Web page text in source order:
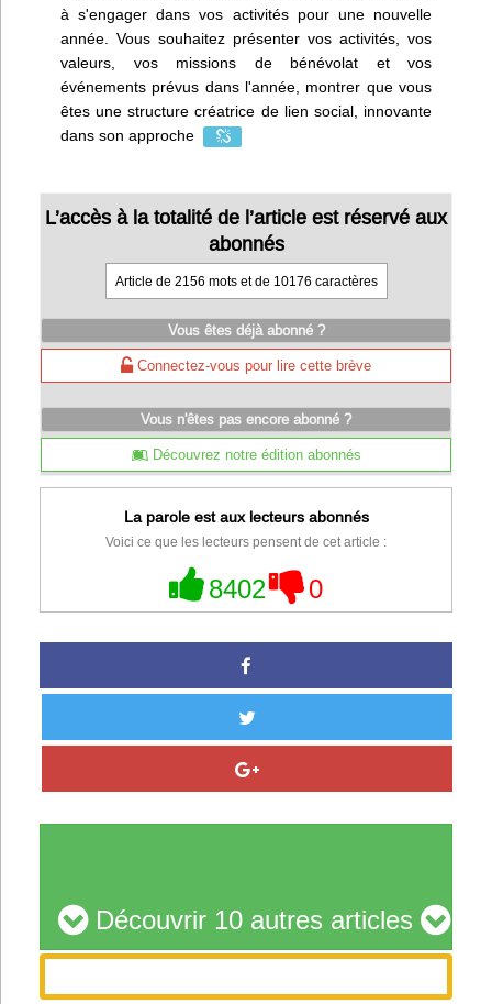
à s'engager dans vos activités pour une nouvelle
année. Vous souhaitez présenter vos activités, vos
valeurs, vos missions de bénévolat et vos
événements prévus dans l'année, montrer que vous
êtes une structure créatrice de lien social, innovante
dans son approche
L’accès à la totalité de l’article est réservé aux
abonnés
Article de 2156 mots et de 10176 caractères
Vous êtes déjà abonné ?
Connectez-vous pour lire cette brève
Vous n'êtes pas encore abonné ?
Découvrez notre édition abonnés
La parole est aux lecteurs abonnés
Voici ce que les lecteurs pensent de cet article :
8402 0
Découvrir 10 autres articles